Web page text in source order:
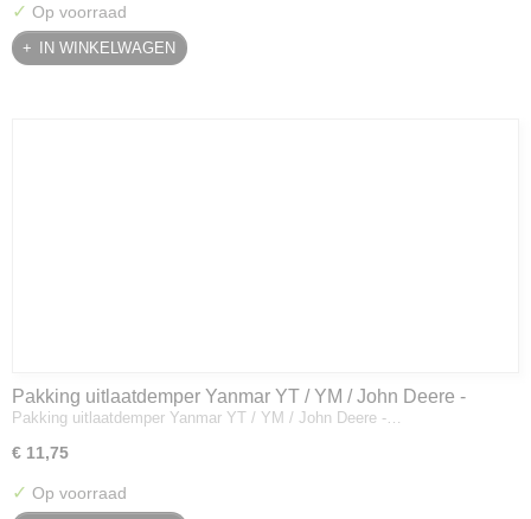
✓ Op voorraad
IN WINKELWAGEN
Pakking uitlaatdemper Yanmar YT / YM / John Deere -
128300-13230
Pakking uitlaatdemper Yanmar YT / YM / John Deere -…
€ 11,75
✓ Op voorraad